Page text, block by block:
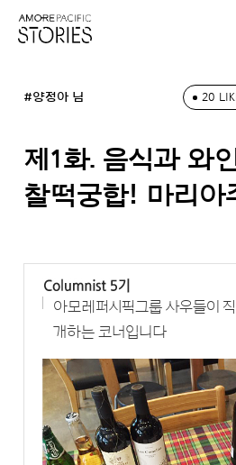
#양정아 님 20
제1화. 음식과 와
찰떡궁합! 마리아
아모레퍼시픽그룹 사우들이
개하는 코너입니다